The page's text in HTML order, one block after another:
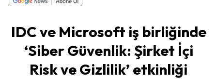
IDC ve Microsoft iş birliğinde
‘Siber Güvenlik: Şirket İçi
Risk ve Gizlilik’ etkinliği